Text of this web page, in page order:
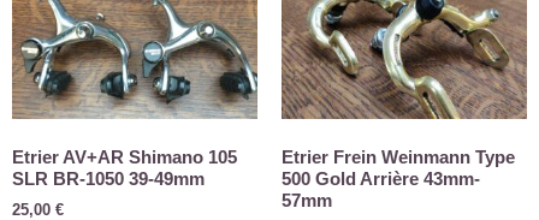
Etrier AV+AR Shimano 105
SLR BR-1050 39-49mm
25,00 €
Etrier Frein Weinmann Type
500 Gold Arrière 43mm-
57mm